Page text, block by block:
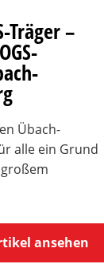
Träger –
Übach-
alle ein Grund
ansehen